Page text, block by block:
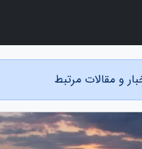
و مقالات مرتبط